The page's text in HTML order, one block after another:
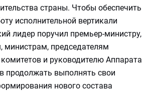
страны. Чтобы обеспечить
исполнительной вертикали
лидер поручил премьер-министру,
министрам, председателям
и руководителю Аппарата
продолжать выполнять свои
нового состава